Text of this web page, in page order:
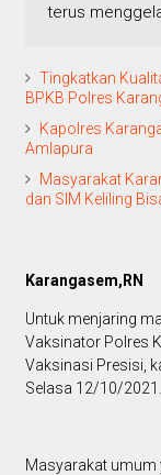
terus
Tingkatkan
BPKB Polres
Kapolres
Amlapura
Masyarakat
dan SIM Keliling
Karangasem,RN
Untuk menjaring
Vaksinator Polres
Vaksinasi Presisi,
Selasa 12/10/2021.
Masyarakat umum